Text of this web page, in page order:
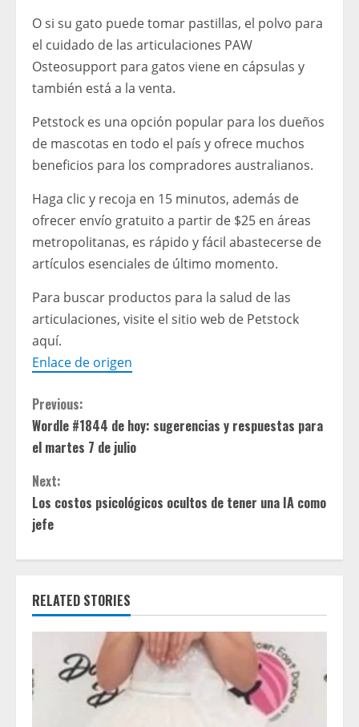
O si su gato puede tomar pastillas, el polvo para
el cuidado de las articulaciones PAW
Osteosupport para gatos viene en cápsulas y
también está a la venta.
Petstock es una opción popular para los dueños
de mascotas en todo el país y ofrece muchos
beneficios para los compradores australianos.
Haga clic y recoja en 15 minutos, además de
ofrecer envío gratuito a partir de $25 en áreas
metropolitanas, es rápido y fácil abastecerse de
artículos esenciales de último momento.
Para buscar productos para la salud de las
articulaciones, visite el sitio web de Petstock
aquí.
Enlace de origen
C
o
n
t
i
u
R
Previous:
Wordle #1844 de hoy: sugerencias y respuestas para
el martes 7 de julio
Next:
Los costos psicológicos ocultos de tener una IA como
jefe
RELATED STORIES